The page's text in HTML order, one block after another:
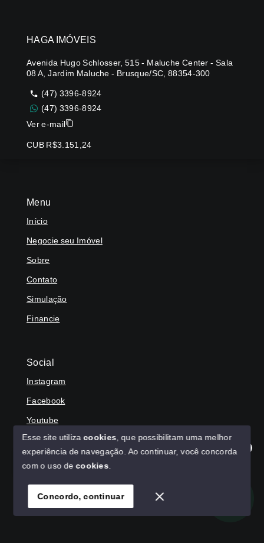
Olá! Agradecemos seu contato, como podemos ajudar?
Menu
Início
Negocie seu Imóvel
Sobre
Contato
Simulação
Financie
Social
Instagram
Facebook
Youtube
© Copyright 2026 - HAGA IMÓVEIS - Todos os direitos
SITE PARA IMOBILIARIA
HAGA IMÓVEIS
Avenida Hugo Schlosser, 515 - Maluche Center - Sala
08 A, Jardim Maluche - Brusque/SC, 88354-300
(47) 3396-8924
(47) 3396-8924
Ver e-mail
CUB R$3.151,24
Esse site utilizacookies , que possibilitam uma melhor
experiência de navegação. Ao continuar, você concorda
com o uso decookies
Concordo, continuar